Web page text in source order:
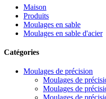
Maison
Produits
Moulages en sable
Moulages en sable d'acier
Catégories
Moulages de précision
Moulages de
Moulages de